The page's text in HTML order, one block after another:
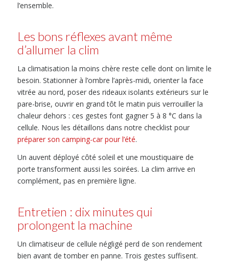
l’ensemble.
Les bons réflexes avant même
d’allumer la clim
La climatisation la moins chère reste celle dont on limite le
besoin. Stationner à l’ombre l’après-midi, orienter la face
vitrée au nord, poser des rideaux isolants extérieurs sur le
pare-brise, ouvrir en grand tôt le matin puis verrouiller la
chaleur dehors : ces gestes font gagner 5 à 8 °C dans la
cellule. Nous les détaillons dans notre checklist pour
préparer son camping-car pour l’été.
Un auvent déployé côté soleil et une moustiquaire de
porte transforment aussi les soirées. La clim arrive en
complément, pas en première ligne.
Entretien : dix minutes qui
prolongent la machine
Un climatiseur de cellule négligé perd de son rendement
bien avant de tomber en panne. Trois gestes suffisent.